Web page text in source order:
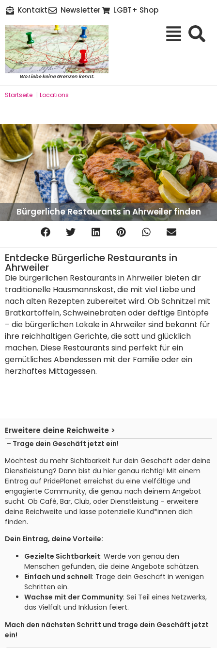
Kontakt Newsletter LGBT+ Shop
Wo Liebe keine Grenzen kennt.
Startseite | Locations
Bürgerliche Restaurants in Ahrweiler finden
Entdecke Bürgerliche Restaurants in
Ahrweiler
Die bürgerlichen Restaurants in Ahrweiler bieten dir
traditionelle Hausmannskost, die mit viel Liebe und
nach alten Rezepten zubereitet wird. Ob Schnitzel mit
Bratkartoffeln, Schweinebraten oder deftige Eintöpfe
– die bürgerlichen Lokale in Ahrweiler sind bekannt für
ihre reichhaltigen Gerichte, die satt und glücklich
machen. Diese Restaurants sind perfekt für ein
gemütliches Abendessen mit der Familie oder ein
herzhaftes Mittagessen.
Erweitere deine Reichweite >
– Trage dein Geschäft jetzt ein!
Möchtest du mehr Sichtbarkeit für dein Geschäft oder deine
Dienstleistung? Dann bist du hier genau richtig! Mit einem
Eintrag auf PridePlanet erreichst du eine vielfältige und
engagierte Community, die genau nach deinem Angebot
sucht. Ob Café, Bar, Club, oder Dienstleistung – erweitere
deine Reichweite und lasse potenzielle Kund*innen dich
finden.
Dein Eintrag, deine Vorteile:
Gezielte Sichtbarkeit: Werde von genau den
Menschen gefunden, die deine Angebote schätzen.
Einfach und schnell: Trage dein Geschäft in wenigen
Schritten ein.
Wachse mit der Community: Sei Teil eines Netzwerks,
das Vielfalt und Inklusion feiert.
Mach den nächsten Schritt und trage dein Geschäft jetzt
ein!